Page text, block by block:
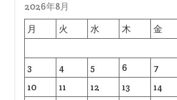
2026年8月
月
火 水 木 金
3
4 5 6 7
10
11 12 13 14